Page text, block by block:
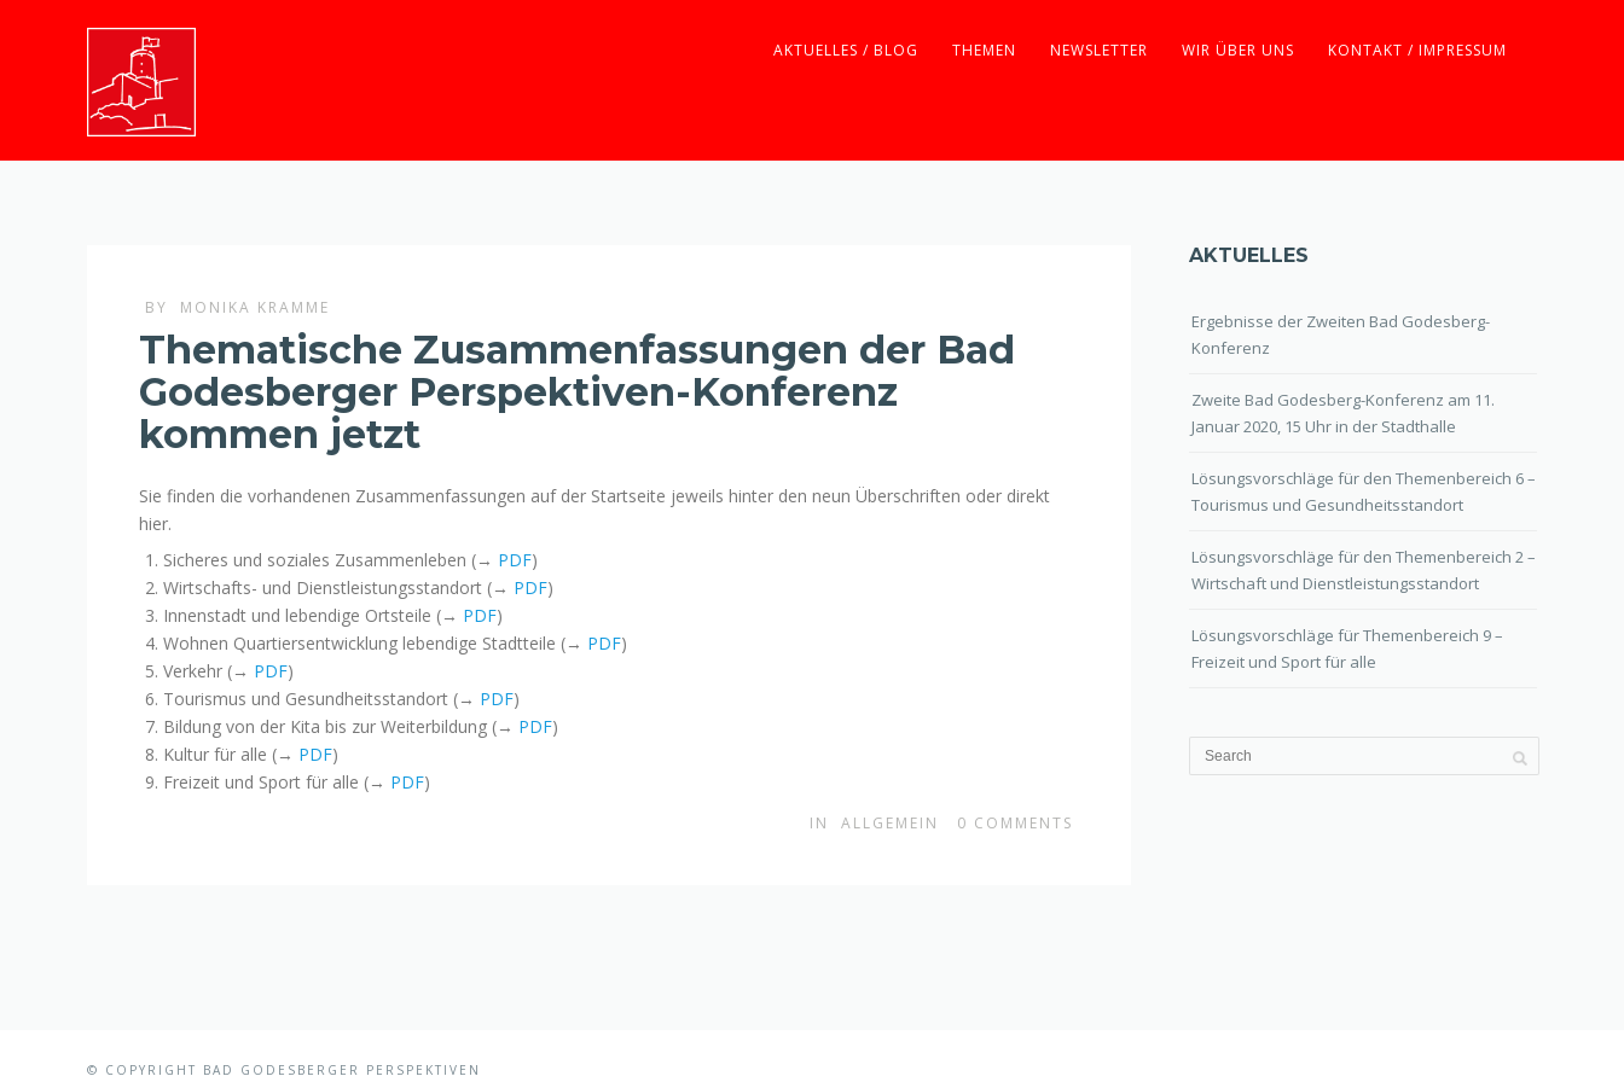
AKTUELLES / BLOG THEMEN NEWSLETTER WIR ÜBER UNS KONTAKT / IMPRESSUM
BY MONIKA KRAMME
Thematische Zusammenfassungen der Bad
Godesberger Perspektiven-Konferenz
kommen jetzt
Sie finden die vorhandenen Zusammenfassungen auf der Startseite jeweils hinter den neun Überschriften oder direkt
hier.
Sicheres und soziales Zusammenleben (→ PDF)
Wirtschafts- und Dienstleistungsstandort (→ PDF)
Innenstadt und lebendige Ortsteile (→ PDF)
Wohnen Quartiersentwicklung lebendige Stadtteile (→ PDF)
Verkehr (→ PDF)
Tourismus und Gesundheitsstandort (→ PDF)
Bildung von der Kita bis zur Weiterbildung (→ PDF)
Kultur für alle (→ PDF)
Freizeit und Sport für alle (→ PDF)
IN ALLGEMEIN 0 COMMENTS
AKTUELLES
Ergebnisse der Zweiten Bad Godesberg-
Konferenz
Zweite Bad Godesberg-Konferenz am 11.
Januar 2020, 15 Uhr in der Stadthalle
Lösungsvorschläge für den Themenbereich 6 –
Tourismus und Gesundheitsstandort
Lösungsvorschläge für den Themenbereich 2 –
Wirtschaft und Dienstleistungsstandort
Lösungsvorschläge für Themenbereich 9 –
Freizeit und Sport für alle
© COPYRIGHT BAD GODESBERGER PERSPEKTIVEN